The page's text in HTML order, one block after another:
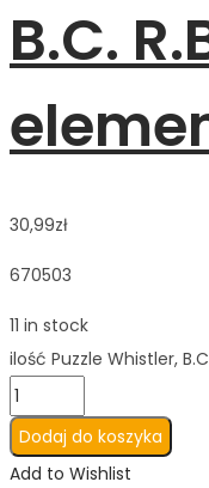
B.C.
30,99zł
670503
11 in stock
ilość Puzzle Whistler,
Dodaj do koszyka
Add to Wishlist